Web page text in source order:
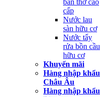
bàn thờ cao
cấp
Nước lau
sàn hữu cơ
Nước tẩy
rửa bồn cầu
hữu cơ
Khuyến mãi
Hàng nhập khẩu
Châu Âu
Hàng nhập khẩu